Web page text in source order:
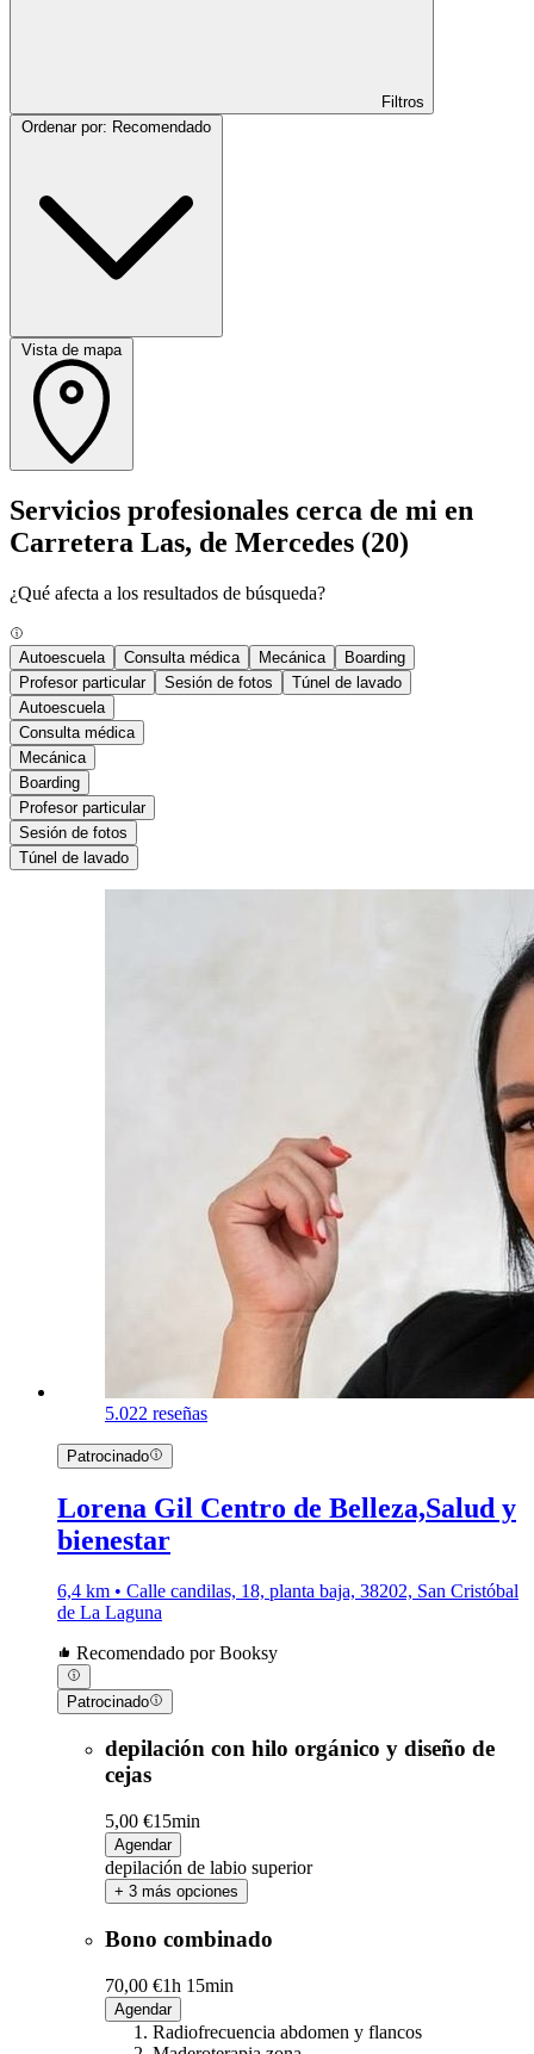
Filtros
Vista de mapa
Servicios profesionales cerca de mi en
Carretera Las, de Mercedes (20)
¿Qué afecta a los resultados de búsqueda?
Autoescuela Consulta médica Mecánica
Boarding
Profesor particular
Sesión de fotos
Túnel de lavado
Autoescuela
Consulta médica
Mecánica
Boarding
Profesor particular
Sesión de fotos
Túnel de lavado
5.022 reseñas
Patrocinado
Lorena Gil Centro de Belleza,Salud y
bienestar
6,4 km • Calle candilas, 18, planta baja, 38202, San Cristóbal
de La Laguna
Recomendado por Booksy
Patrocinado
depilación con hilo orgánico y diseño de
cejas
5,00 €15min
Agendar
depilación de labio superior
+ 3 más opciones
Bono combinado
70,00 €1h 15min
Agendar
Radiofrecuencia abdomen y flancos